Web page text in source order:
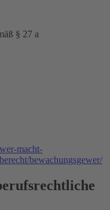
§ 27 a
macht-
bewachungsgewer/